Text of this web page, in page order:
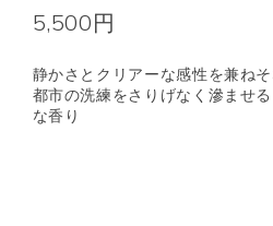
5,500円
静かさとクリアーな感性を兼ねそ
都市の洗練をさりげなく滲ませ
な香り